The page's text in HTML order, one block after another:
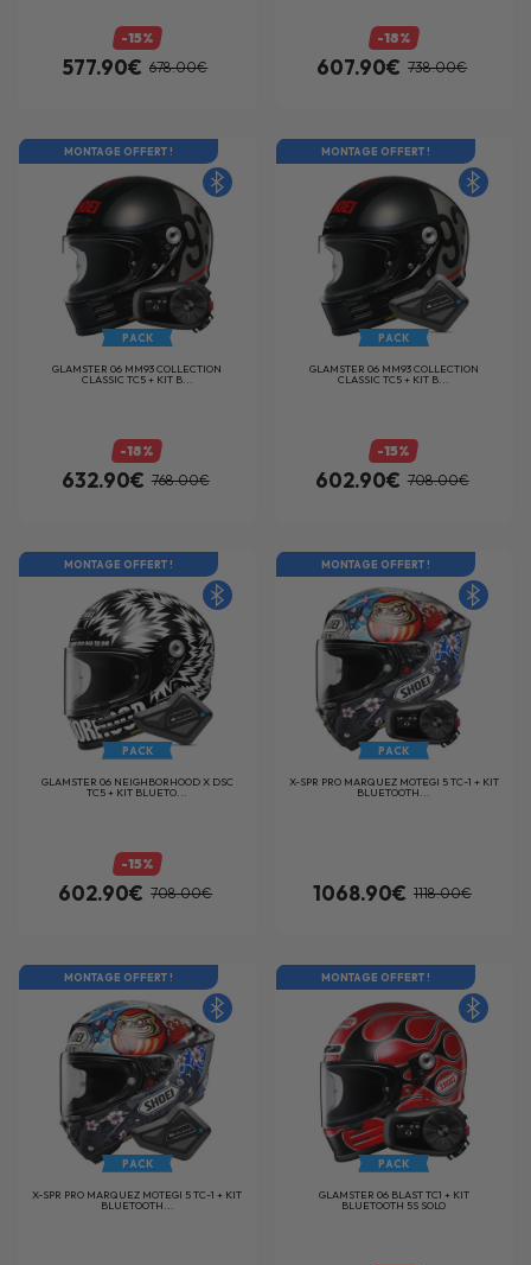
-15%
577.90€ 678.00€
-18%
607.90€ 738.00€
MONTAGE OFFERT !
PACK
GLAMSTER 06 MM93 COLLECTION
CLASSIC TC5 + KIT B...
-18%
632.90€ 768.00€
MONTAGE OFFERT !
PACK
GLAMSTER 06 MM93 COLLECTION
CLASSIC TC5 + KIT B...
-15%
602.90€ 708.00€
MONTAGE OFFERT !
PACK
GLAMSTER 06 NEIGHBORHOOD X DSC
TC5 + KIT BLUETO...
-15%
602.90€ 708.00€
MONTAGE OFFERT !
PACK
X-SPR PRO MARQUEZ MOTEGI 5 TC-1 + KIT
BLUETOOTH...
1068.90€ 1118.00€
MONTAGE OFFERT !
PACK
X-SPR PRO MARQUEZ MOTEGI 5 TC-1 + KIT
BLUETOOTH...
MONTAGE OFFERT !
PACK
GLAMSTER 06 BLAST TC1 + KIT
BLUETOOTH 5S SOLO